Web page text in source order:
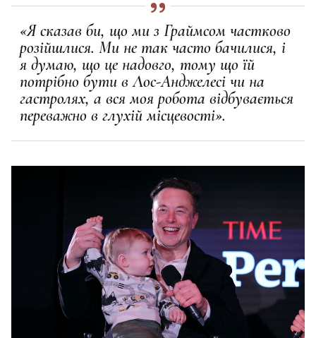
«Я сказав би, що ми з Граймсом частково
розійшлися. Ми не так часто бачилися, і
я думаю, що це надовго, тому що їй
потрібно бути в Лос-Анджелесі чи на
гастролях, а вся моя робота відбувається
переважно в глухій місцевості».